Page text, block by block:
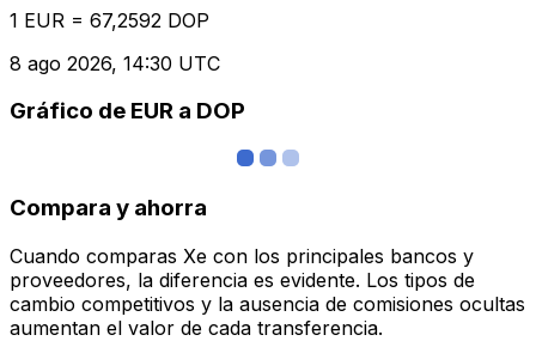
1 EUR = 67,2592 DOP
8 ago 2026, 14:30 UTC
Gráfico de EUR a DOP
Compara y ahorra
Cuando comparas Xe con los principales bancos y
proveedores, la diferencia es evidente. Los tipos de
cambio competitivos y la ausencia de comisiones ocultas
aumentan el valor de cada transferencia.